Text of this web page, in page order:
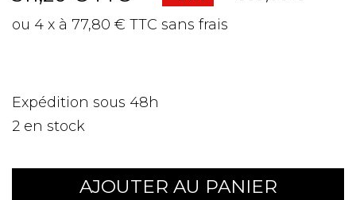
ou 4 x à 77,80 € TTC sans frais
Expédition sous 48h
2 en stock
AJOUTER AU PANIER